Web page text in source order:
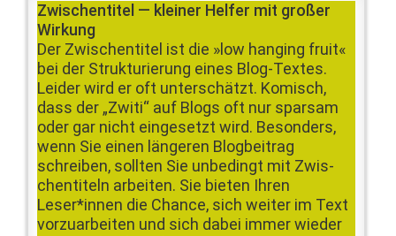
Zwis­chen­ti­tel — klein­er Helfer mit großer
Wirkung
Der Zwis­chen­ti­tel ist die »low hang­ing fruit«
bei der Struk­turierung eines Blog-Textes.
Lei­der wird er oft unter­schätzt. Komisch,
dass der „Zwiti“ auf Blogs oft nur sparsam
oder gar nicht einge­set­zt wird. Beson­ders,
wenn Sie einen län­geren Blog­beitrag
schreiben, soll­ten Sie unbe­d­ingt mit Zwis­
chen­titeln arbeit­en. Sie bieten Ihren
Leser*innen die Chance, sich weit­er im Text
vorzuar­beit­en und sich dabei immer wieder